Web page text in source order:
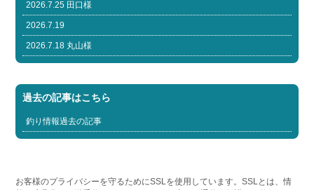
2026.7.25 田口様
2026.7.19
2026.7.18 丸山様
過去の記事はこちら
釣り情報過去の記事
お客様のプライバシーを守るためにSSLを使用しています。SSLとは、情